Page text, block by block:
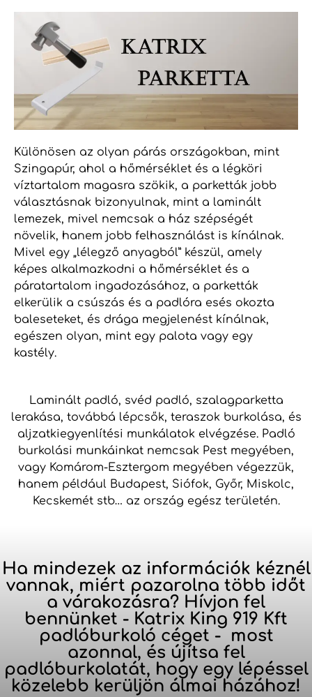
Különösen az olyan párás országokban, mint
Szingapúr, ahol a hőmérséklet és a légköri
víztartalom magasra szökik, a parketták jobb
választásnak bizonyulnak, mint a laminált
lemezek, mivel nemcsak a ház szépségét
növelik, hanem jobb felhasználást is kínálnak.
Mivel egy „lélegző anyagból” készül, amely
képes alkalmazkodni a hőmérséklet és a
páratartalom ingadozásához, a parketták
elkerülik a csúszás és a padlóra esés okozta
baleseteket, és drága megjelenést kínálnak,
egészen olyan, mint egy palota vagy egy
kastély.
Laminált padló, svéd padló, szalagparketta
lerakása, továbbá lépcsők, teraszok burkolása, és
aljzatkiegyenlítési munkálatok elvégzése. Padló
burkolási munkáinkat nemcsak Pest megyében,
vagy Komárom-Esztergom megyében végezzük,
hanem például Budapest, Siófok, Győr, Miskolc,
Kecskemét stb… az ország egész területén.
Ha mindezek az információk kéznél
vannak, miért pazarolna több időt
a várakozásra? Hívjon fel
bennünket - Katrix King 919 Kft
padlóburkoló céget - most
azonnal, és újítsa fel
padlóburkolatát, hogy egy lépéssel
közelebb kerüljön álmai házához!